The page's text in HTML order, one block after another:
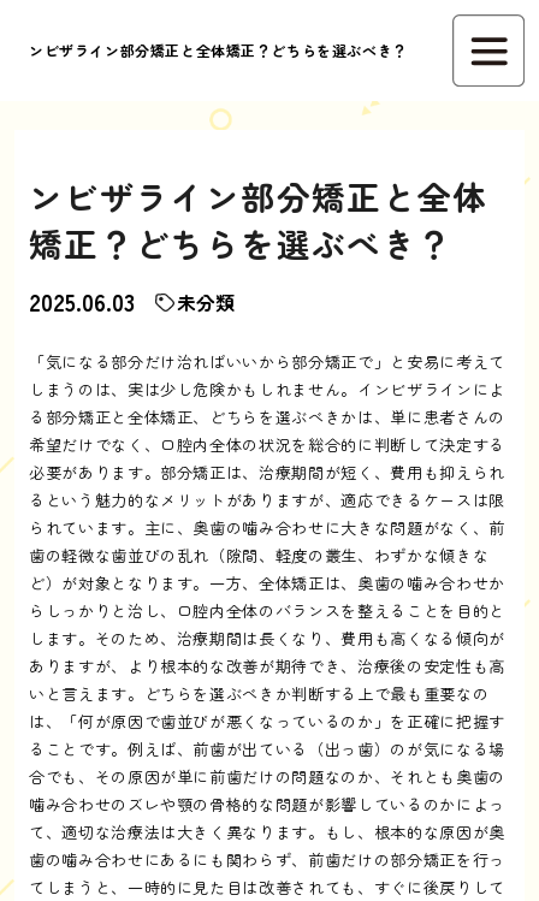
ンビザライン部分矯正と全体矯正？どちらを選ぶべき？
ンビザライン部分矯正と全体
矯正？どちらを選ぶべき？
2025.06.03 未分類
「気になる部分だけ治ればいいから部分矯正で」と安易に考えて
しまうのは、実は少し危険かもしれません。インビザラインによ
る部分矯正と全体矯正、どちらを選ぶべきかは、単に患者さんの
希望だけでなく、口腔内全体の状況を総合的に判断して決定する
必要があります。部分矯正は、治療期間が短く、費用も抑えられ
るという魅力的なメリットがありますが、適応できるケースは限
られています。主に、奥歯の噛み合わせに大きな問題がなく、前
歯の軽微な歯並びの乱れ（隙間、軽度の叢生、わずかな傾きな
ど）が対象となります。一方、全体矯正は、奥歯の噛み合わせか
らしっかりと治し、口腔内全体のバランスを整えることを目的と
します。そのため、治療期間は長くなり、費用も高くなる傾向が
ありますが、より根本的な改善が期待でき、治療後の安定性も高
いと言えます。どちらを選ぶべきか判断する上で最も重要なの
は、「何が原因で歯並びが悪くなっているのか」を正確に把握す
ることです。例えば、前歯が出ている（出っ歯）のが気になる場
合でも、その原因が単に前歯だけの問題なのか、それとも奥歯の
噛み合わせのズレや顎の骨格的な問題が影響しているのかによっ
て、適切な治療法は大きく異なります。もし、根本的な原因が奥
歯の噛み合わせにあるにも関わらず、前歯だけの部分矯正を行っ
てしまうと、一時的に見た目は改善されても、すぐに後戻りして